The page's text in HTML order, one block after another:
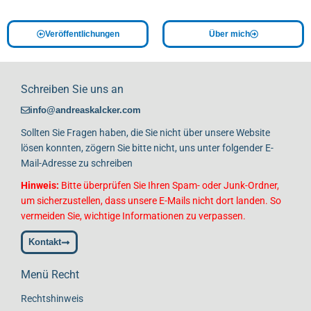
Veröffentlichungen Über mich
Schreiben Sie uns an
info@andreaskalcker.com
Sollten Sie Fragen haben, die Sie nicht über unsere Website
lösen konnten, zögern Sie bitte nicht, uns unter folgender E-
Mail-Adresse zu schreiben
Hinweis: Bitte überprüfen Sie Ihren Spam- oder Junk-Ordner,
um sicherzustellen, dass unsere E-Mails nicht dort landen. So
vermeiden Sie, wichtige Informationen zu verpassen.
Kontakt
Menü Recht
Rechtshinweis